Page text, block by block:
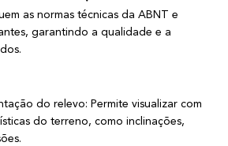
as normas técnicas da ABNT e
garantindo a qualidade e a
do relevo: Permite visualizar com
do terreno, como inclinações,